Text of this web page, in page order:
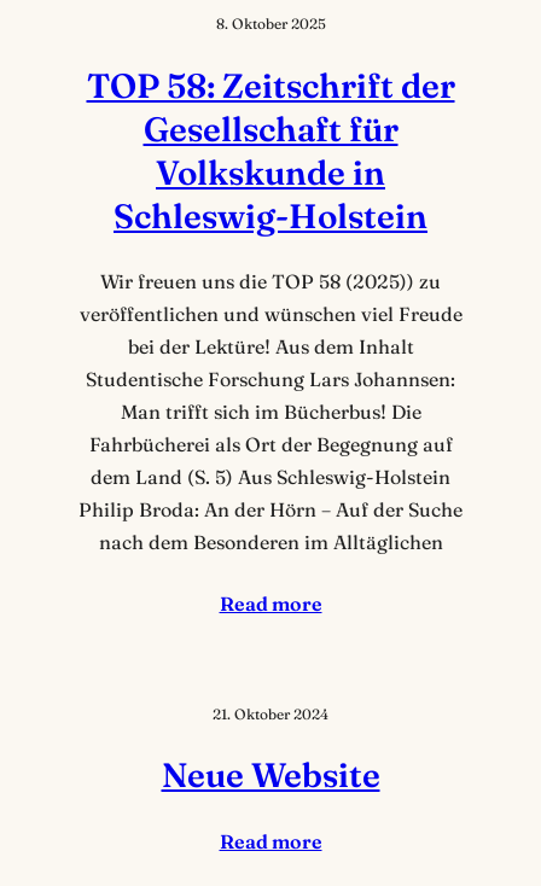
8. Oktober 2025
TOP 58: Zeitschrift der
Gesellschaft für
Volkskunde in
Schleswig-Holstein
Wir freuen uns die TOP 58 (2025)) zu
veröffentlichen und wünschen viel Freude
bei der Lektüre! Aus dem Inhalt
Studentische Forschung Lars Johannsen:
Man trifft sich im Bücherbus! Die
Fahrbücherei als Ort der Begegnung auf
dem Land (S. 5) Aus Schleswig-Holstein
Philip Broda: An der Hörn – Auf der Suche
nach dem Besonderen im Alltäglichen
Read more
21. Oktober 2024
Neue Website
Read more